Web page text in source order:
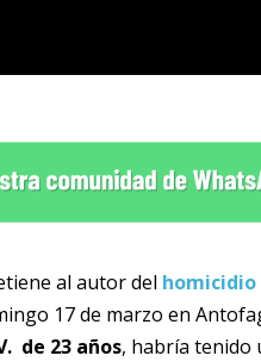
al autor del
17 de marzo en
de 23 años, habría tenido